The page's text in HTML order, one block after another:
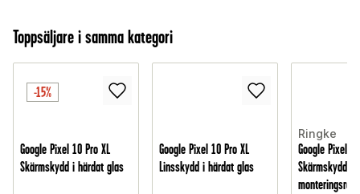
Toppsäljare i samma kategori
-15%
Google Pixel 10 Pro XL
Skärmskydd i härdat glas
Google Pixel 10 Pro XL
Linsskydd i härdat glas
Ringke
Google Pixel
Skärmskydd i